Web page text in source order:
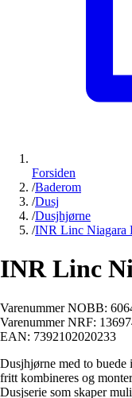
Forsiden
/Baderom
/Dusj
/Dusjhjørne
/INR Linc Niagara
INR Linc
Varenummer NOBB:
Varenummer NRF:
EAN: 7392102020233
Dusjhjørne med to buede
fritt kombineres og
Dusjserie som skaper